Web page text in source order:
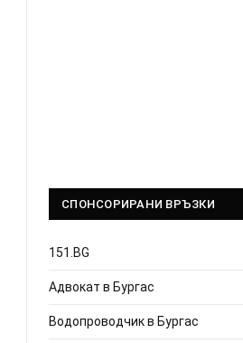
СПОНСОРИРАНИ ВРЪЗКИ
151.BG
Адвокат в Бургас
Водопроводчик в Бургас